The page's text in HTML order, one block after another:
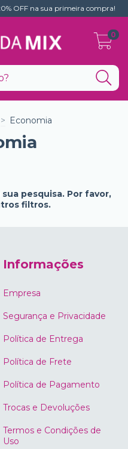
OFF na sua primeira compra!
0
> Economia
pesquisa. Por favor,
filtros.
Informações
Empresa
Segurança e Privacidade
Política de Entrega
Política de Frete
Política de Pagamento
Trocas e Devoluções
Termos e Condições de
Uso